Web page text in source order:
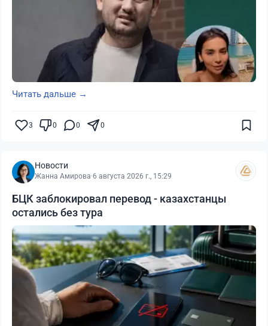
Читать дальше →
3 0 0 0
Новости
Жанна Амирова·6 августа 2026 г., 15:29
БЦК заблокировал перевод - казахстанцы
остались без тура